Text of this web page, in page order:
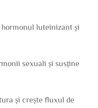
luteinizant și
sexuali și susține
și crește fluxul de